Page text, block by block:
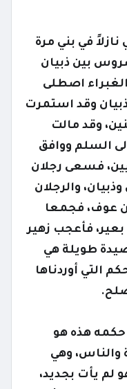
في بني مرة
بين ذبيان
اصطلى
ذبيان وقد استمرت
وقد مالت
السلم ووافق
فسعى رجلان
والرجلان
عوف، فجمعا
بعير، فأعجب زهير
طويلة هي
التي أوردناها
حكمه هذه هو
والناس، وهي
لم يأت بجديد،